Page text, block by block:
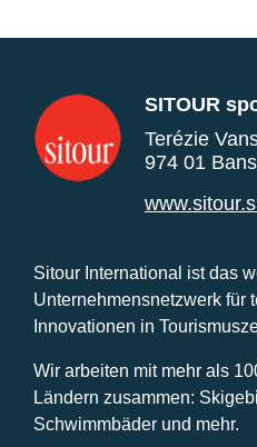
SITOUR
Terézie
974 01
Sitour International ist das
Unternehmensnetzwerk für
Innovationen in
Wir arbeiten mit mehr als
Ländern zusammen:
Schwimmbäder und mehr.